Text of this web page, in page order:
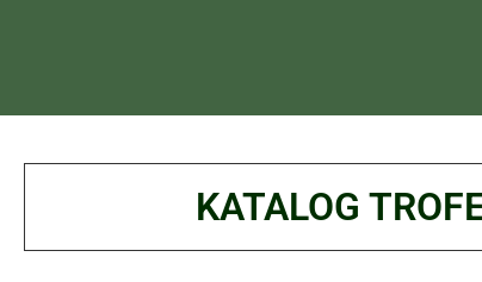
KATALOG